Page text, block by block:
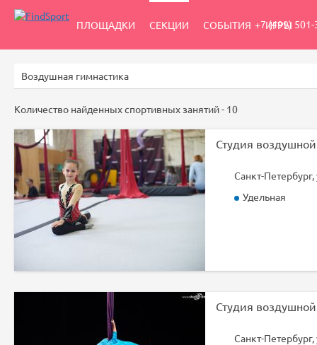
ПЛОЩАДКИ СЕКЦИИ СОБЫТИЯ ИГРЫ
+7 (499) 501-
Количество найденных спортивных занятий - 10
Санкт-
Удельная
Санкт-